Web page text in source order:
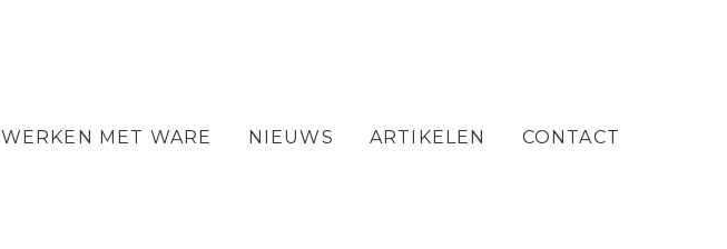
WERKEN MET WARE NIEUWS ARTIKELEN CONTACT